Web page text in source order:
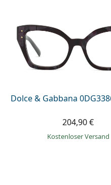
Prada
Alle Marken
Dolce & Gabbana
204,90 €
Kostenloser Versand